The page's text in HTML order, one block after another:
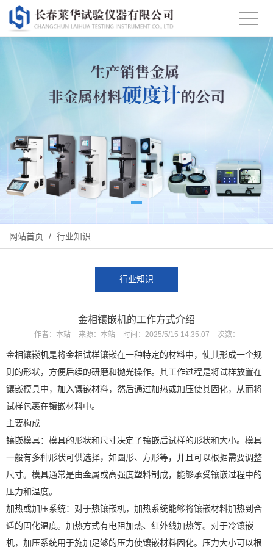
网站首页 / 行业知识
行业知识
金相镶嵌机的工作方式介绍
作者： 本站 来源： 本站 时间： 2025/5/15 14:35:07 次数：
金相镶嵌机是将金相试样镶嵌在一种特定的材料中，使其形成一个规
则的形状，方便后续的研磨和抛光操作。其工作过程是将试样放置在
镶嵌模具中，加入镶嵌材料，然后通过加热或加压使其固化，从而将
试样包裹在镶嵌材料中。
主要构成
镶嵌模具：模具的形状和尺寸决定了镶嵌后试样的形状和大小。模具
一般有多种形状可供选择，如圆形、方形等，并且可以根据需要调整
尺寸。模具通常是由金属或高强度塑料制成，能够承受镶嵌过程中的
压力和温度。
加热或加压系统：对于热镶嵌机，加热系统能够将镶嵌材料加热到合
适的固化温度。加热方式有电阻加热、红外线加热等。对于冷镶嵌
机，加压系统用于施加足够的压力使镶嵌材料固化。压力大小可以根
扫描微信二维码 X